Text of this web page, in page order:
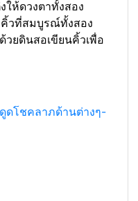
ห้ดวงตาทั้งสอง
คิ้วที่สมบูรณ์ทั้งสอง
ยดินสอเขียนคิ้วเพื่อ
ดโชคลาภด้านต่างๆ-